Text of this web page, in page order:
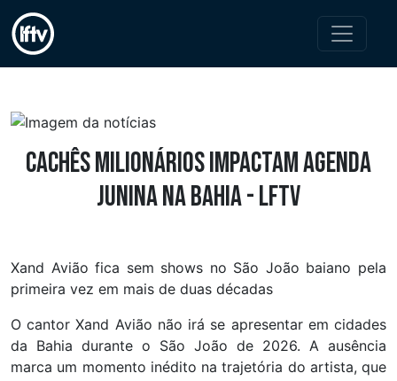
Cachês milionários impactam agenda
junina na Bahia - LFTV
Xand Avião fica sem shows no São João baiano pela
primeira vez em mais de duas décadas
O cantor Xand Avião não irá se apresentar em cidades
da Bahia durante o São João de 2026. A ausência
marca um momento inédito na trajetória do artista, que